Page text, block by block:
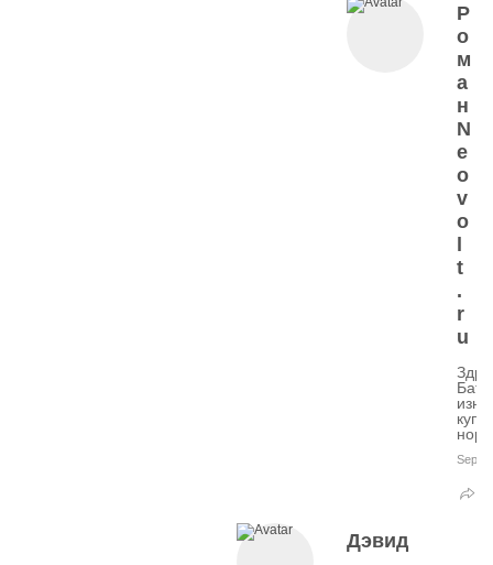
Р
о
м
а
н
N
e
o
v
o
l
t
.
r
u
Sep
Дэвид